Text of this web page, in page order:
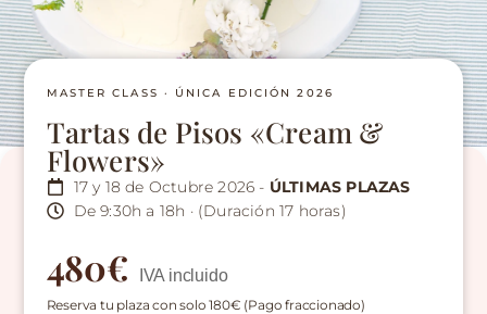
MASTER CLASS · ÚNICA EDICIÓN 2026
Tartas de Pisos «Cream &
Flowers»
17 y 18 de Octubre 2026 - ÚLTIMAS PLAZAS
De 9:30h a 18h · (Duración 17 horas)
480€ IVA incluido
Reserva tu plaza con solo 180€ (Pago fraccionado)